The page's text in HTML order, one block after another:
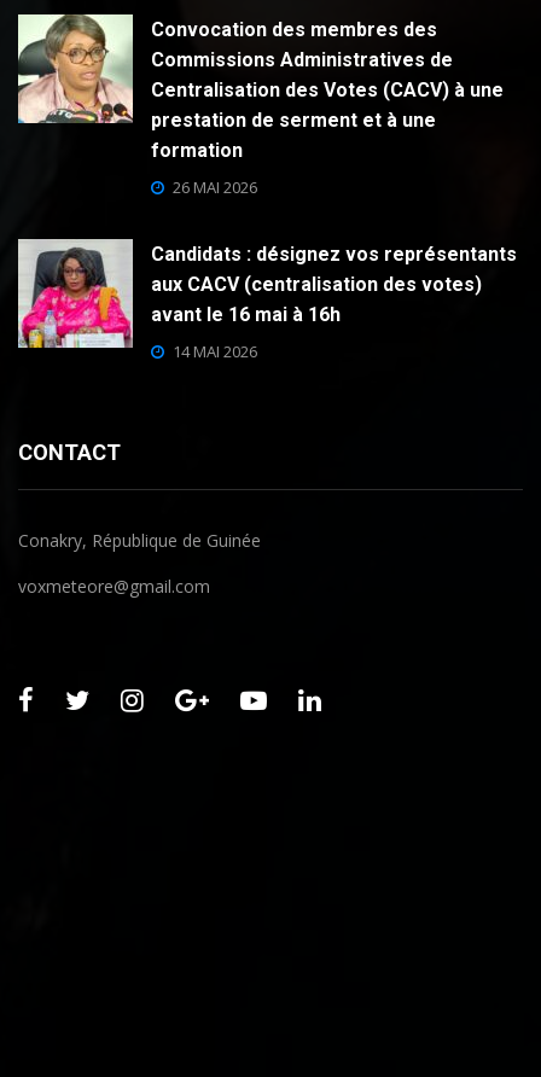
Convocation des membres des
Commissions Administratives de
Centralisation des Votes (CACV) à une
prestation de serment et à une
formation
26 MAI 2026
Candidats : désignez vos représentants
aux CACV (centralisation des votes)
avant le 16 mai à 16h
14 MAI 2026
CONTACT
Conakry, République de Guinée
voxmeteore@gmail.com